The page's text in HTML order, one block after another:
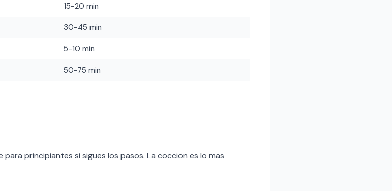
15-20 min
30-45 min
5-10 min
50-75 min
principiantes si sigues los pasos. La coccion es lo mas